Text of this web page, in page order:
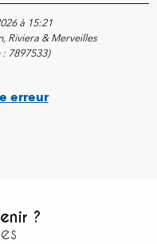
à 15:21
Riviera & Merveilles
: 7897533)
erreur
?